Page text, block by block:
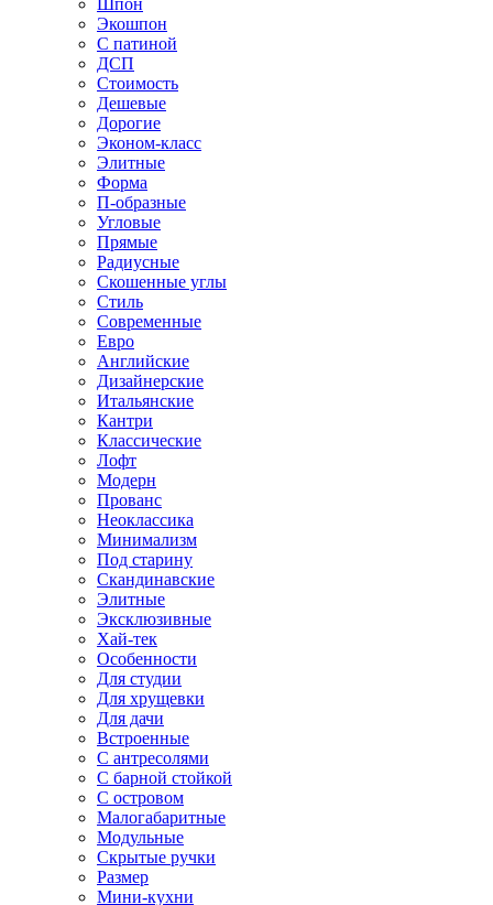
Шпон
Экошпон
С патиной
ДСП
Стоимость
Дешевые
Дорогие
Эконом-класс
Элитные
Форма
П-образные
Угловые
Прямые
Радиусные
Скошенные углы
Стиль
Современные
Евро
Английские
Дизайнерские
Итальянские
Кантри
Классические
Лофт
Модерн
Прованс
Неоклассика
Минимализм
Под старину
Скандинавские
Элитные
Эксклюзивные
Хай-тек
Особенности
Для студии
Для хрущевки
Для дачи
Встроенные
С антресолями
С барной стойкой
С островом
Малогабаритные
Модульные
Скрытые ручки
Размер
Мини-кухни